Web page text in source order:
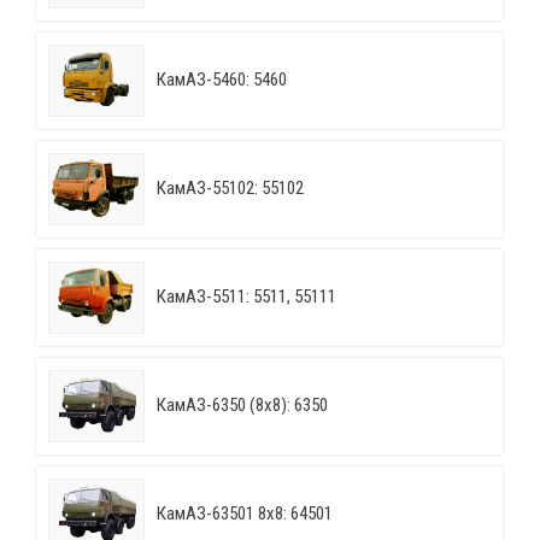
КамАЗ-5460: 5460
КамАЗ-55102: 55102
КамАЗ-5511: 5511, 55111
КамАЗ-6350 (8х8): 6350
КамАЗ-63501 8х8: 64501